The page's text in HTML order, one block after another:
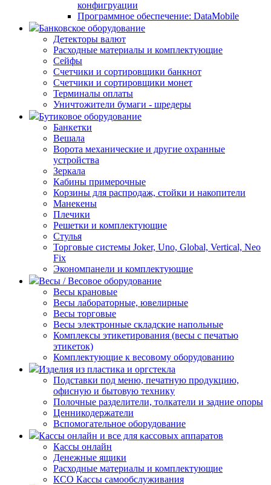
конфигруации
Программное обеспечение: DataMobile
Банковское оборудование
Детекторы валют
Расходные материалы и комплектующие
Сейфы
Счетчики и сортировщики банкнот
Счетчики и сортировщики монет
Терминалы оплаты
Уничтожители бумаги - шредеры
Бутиковое оборудование
Банкетки
Вешала
Ворота механические и другие охранные
устройства
Зеркала
Кабины примерочные
Корзины для распродаж, стойки и накопители
Манекены
Плечики
Решетки и комплектующие
Стулья
Торговые системы Joker, Uno, Global, Vertical, Neo
Fix
Экономпанели и комплектующие
Весы / Весовое оборудование
Весы крановые
Весы лабораторные, ювелирные
Весы торговые
Весы электронные складские напольные
Комплексы этикетирования (весы с печатью
этикеток)
Комплектующие к весовому оборудованию
Изделия из пластика и оргстекла
Подставки под меню, печатную продукцию,
офисную и бытовую технику
Полочные разделители, толкатели и задние опоры
Ценникодержатели
Вспомогательное оборудование
Кассы онлайн и все для кассовых аппаратов
Кассы онлайн
Денежные ящики
Расходные материалы и комплектующие
КСО Кассы самообслуживания